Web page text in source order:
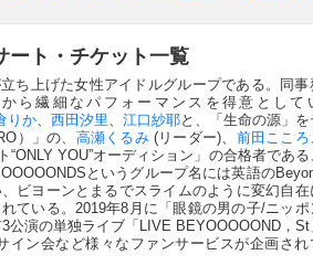
ート・チケット一覧
ち上げた女性アイドルグループである。同事
ら繊細なパフォーマンスを得意として
りか、 西田汐里、 江口紗耶と、「生命の源」を
）」の、 高瀬くるみ(リーダー)、 前田こころ
YOU”オーディション」の合格者である
というグループ名には英語の
ビヨーンとまるでスライムのように変幻自在
ている。2019年8月に「眼鏡の男の子/ニッポ
公演の単独ライブ「LIVE BEYOOOOOND，St
ン会など様々なファンサービスが企画され